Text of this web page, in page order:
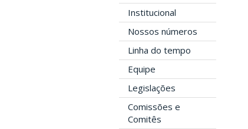
Institucional
Nossos números
Linha do tempo
Equipe
Legislações
Comissões e
Comitês